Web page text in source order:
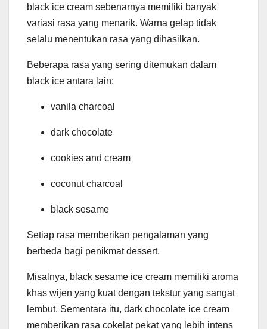
black ice cream sebenarnya memiliki banyak
variasi rasa yang menarik. Warna gelap tidak
selalu menentukan rasa yang dihasilkan.
Beberapa rasa yang sering ditemukan dalam
black ice antara lain:
vanila charcoal
dark chocolate
cookies and cream
coconut charcoal
black sesame
Setiap rasa memberikan pengalaman yang
berbeda bagi penikmat dessert.
Misalnya, black sesame ice cream memiliki aroma
khas wijen yang kuat dengan tekstur yang sangat
lembut. Sementara itu, dark chocolate ice cream
memberikan rasa cokelat pekat yang lebih intens